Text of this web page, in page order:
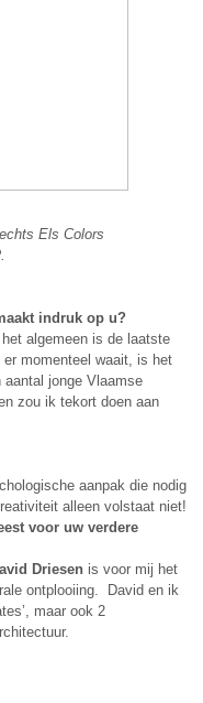
Els Colors
indruk op u?
algemeen is de laatste
momenteel waait, is het
jonge Vlaamse
zou ik tekort doen aan
aanpak die nodig
alleen volstaat niet!
voor uw verdere
Driesen is voor mij het
ontplooiing. David en ik
maar ook 2